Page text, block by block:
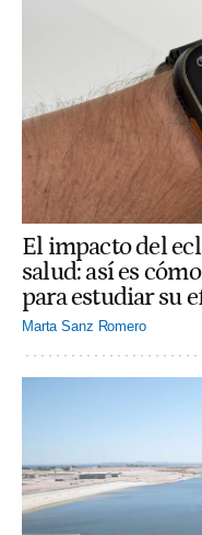
El impacto del
salud: así es
para estudiar su
Marta Sanz Romero